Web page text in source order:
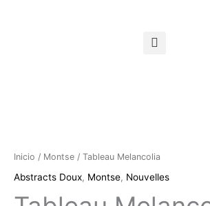
Inicio / Montse / Tableau Melancolia
Abstracts Doux, Montse, Nouvelles